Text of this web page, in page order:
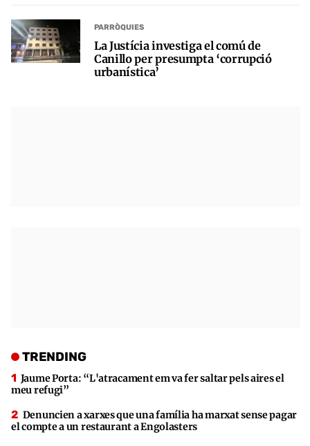
PARRÒQUIES
La Justícia investiga el comú de
Canillo per presumpta ‘corrupció
urbanística’
TRENDING
Jaume Porta: “L'atracament em va fer saltar pels aires el
meu refugi”
Denuncien a xarxes que una família ha marxat sense pagar
el compte a un restaurant a Engolasters